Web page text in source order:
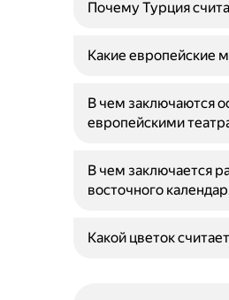
Почему Турция
Какие европейские
В чем заключаются
европейскими
В чем заключается
восточного
Какой цветок